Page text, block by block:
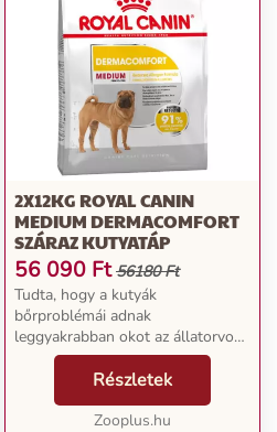
2X12KG ROYAL CANIN
MEDIUM DERMACOMFORT
SZÁRAZ KUTYATÁP
56 090 Ft 56180 Ft
Tudta, hogy a kutyák
bőrproblémái adnak
leggyakrabban okot az állatorvos
felkeresésére? Az érzékeny,
viszkető bőr miatt kutyája gyakran
vakaródzik. Mindez
bőrsérüléseket, majd
Részletek
Zooplus.hu